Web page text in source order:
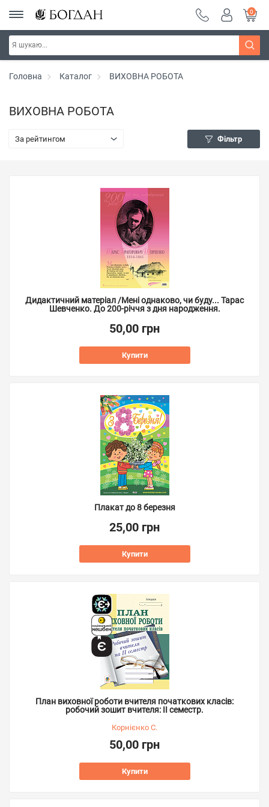
0
Головна Каталог ВИХОВНА РОБОТА
ВИХОВНА РОБОТА
За рейтингом Фільтр
Дидактичний матеріал /Мені однаково, чи буду... Тарас
Шевченко. До 200-річчя з дня народження.
50,00 грн
Купити
Плакат до 8 березня
25,00 грн
Купити
План виховної роботи вчителя початкових класів:
робочий зошит вчителя: ІІ семестр.
Корнієнко С.
50,00 грн
Купити